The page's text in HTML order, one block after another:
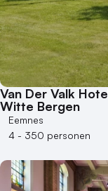
Hybride events
Industriële
Kasteel en
Kleine / intieme
Locaties aan zee
Museum
Theater
Varende locatie
Van Der Valk
Witte Bergen
Eemnes
4 - 350 personen